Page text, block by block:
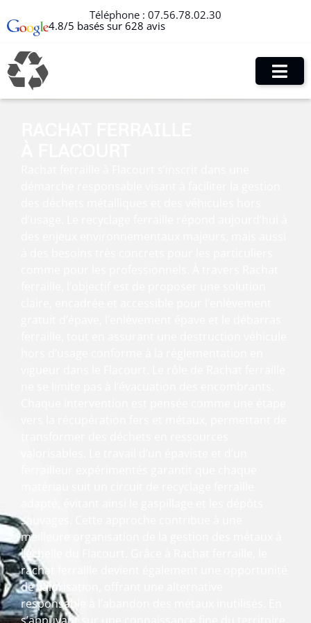
Téléphone : 07.56.78.02.30
4.8/5 basés sur 628 avis
sauvages. Cette approche contribue à une
meilleure organisation de la gestion des métaux à
l’échelle du Flacourt. Grâce à Rachat ferraille, le
rachat ferraille devient également une opportunité
de valorisation, offrant une alternative
responsable à l’abandon des métaux inutilisés. En